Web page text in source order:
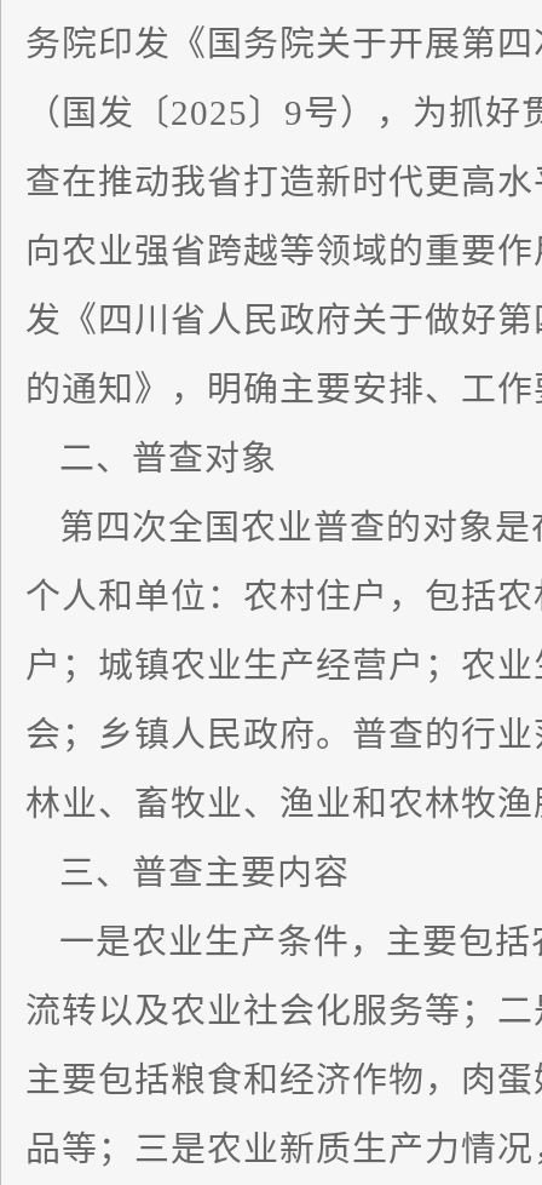
务院印发《国务院关于开展第
（国发〔2025〕9号），为抓
查在推动我省打造新时代更高
向农业强省跨越等领域的重要
发《四川省人民政府关于做好
的通知》，明确主要安排、工
二、普查对象
第四次全国农业普查的对象
个人和单位：农村住户，包括
户；城镇农业生产经营户；农
会；乡镇人民政府。普查的行
林业、畜牧业、渔业和农林牧
三、普查主要内容
一是农业生产条件，主要包
流转以及农业社会化服务等；
主要包括粮食和经济作物，肉
品等；三是农业新质生产力情